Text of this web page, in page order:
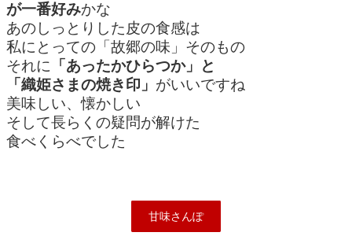
が一番好みかな
あのしっとりした皮の食感は
私にとっての「故郷の味」そのもの
それに 「あったかひらつか」と
「織姫さまの焼き印」 がいいですね
美味しい、懐かしい
そして長らくの疑問が解けた
食べくらべでした
甘味さんぽ